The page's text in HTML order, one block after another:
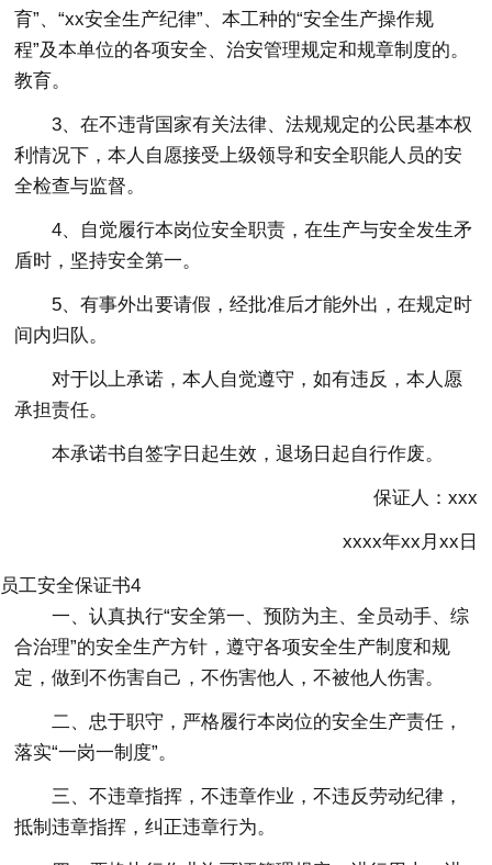
育”、“xx安全生产纪律”、本工种的“安全生产操作规
程”及本单位的各项安全、治安管理规定和规章制度的。
教育。
3、在不违背国家有关法律、法规规定的公民基本权
利情况下，本人自愿接受上级领导和安全职能人员的安
全检查与监督。
4、自觉履行本岗位安全职责，在生产与安全发生矛
盾时，坚持安全第一。
5、有事外出要请假，经批准后才能外出，在规定时
间内归队。
对于以上承诺，本人自觉遵守，如有违反，本人愿
承担责任。
本承诺书自签字日起生效，退场日起自行作废。
保证人：xxx
xxxx年xx月xx日
员工安全保证书4
一、认真执行“安全第一、预防为主、全员动手、综
合治理”的安全生产方针，遵守各项安全生产制度和规
定，做到不伤害自己，不伤害他人，不被他人伤害。
二、忠于职守，严格履行本岗位的安全生产责任，
落实“一岗一制度”。
三、不违章指挥，不违章作业，不违反劳动纪律，
抵制违章指挥，纠正违章行为。